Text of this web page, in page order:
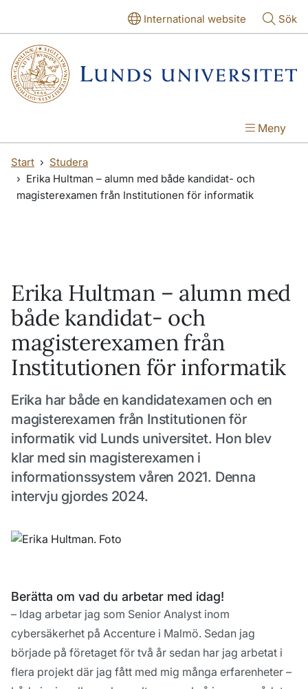
International website Sök
Meny
Start
Studera
Erika Hultman – alumn med både kandidat- och
magisterexamen från Institutionen för informatik
Erika Hultman – alumn med
både kandidat- och
magisterexamen från
Institutionen för informatik
Erika har både en kandidatexamen och en
magisterexamen från Institutionen för
informatik vid Lunds universitet. Hon blev
klar med sin magisterexamen i
informationssystem våren 2021. Denna
intervju gjordes 2024.
Berätta om vad du arbetar med idag!
– Idag arbetar jag som Senior Analyst inom
cybersäkerhet på Accenture i Malmö. Sedan jag
började på företaget för två år sedan har jag arbetat i
flera projekt där jag fått med mig många erfarenheter –